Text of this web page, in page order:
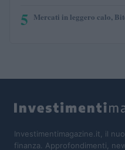
5 Mercati in leggero calo,
Investimentimagazine.it, il
finanza. Approfondimenti,